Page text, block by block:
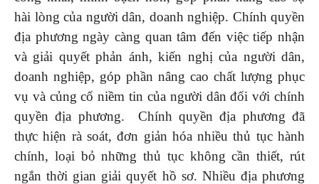
hài lòng của người dân, doanh nghiệp. Chính quyền
địa phương ngày càng quan tâm đến việc tiếp nhận
và giải quyết phản ánh, kiến nghị của người dân,
doanh nghiệp, góp phần nâng cao chất lượng phục
vụ và củng cố niềm tin của người dân đối với chính
quyền địa phương. Chính quyền địa phương đã
thực hiện rà soát, đơn giản hóa nhiều thủ tục hành
chính, loại bỏ những thủ tục không cần thiết, rút
ngắn thời gian giải quyết hồ sơ. Nhiều địa phương